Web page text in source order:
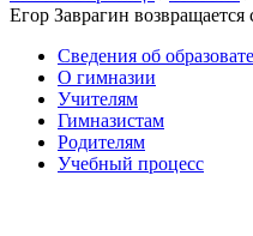
Егор Заврагин
Сведения об
О гимназии
Учителям
Гимназистам
Родителям
Учебный процесс